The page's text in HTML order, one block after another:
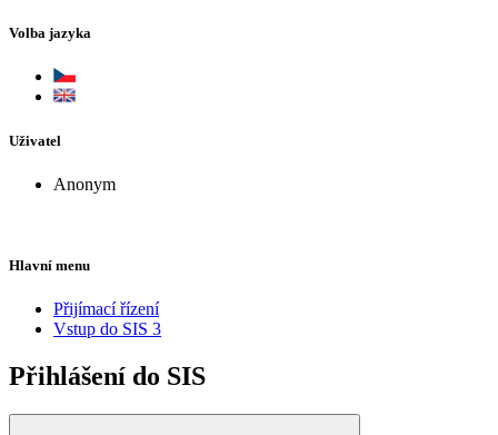
Volba jazyka
Uživatel
Anonym
Hlavní menu
Přijímací řízení
Vstup do SIS 3
Přihlášení do SIS